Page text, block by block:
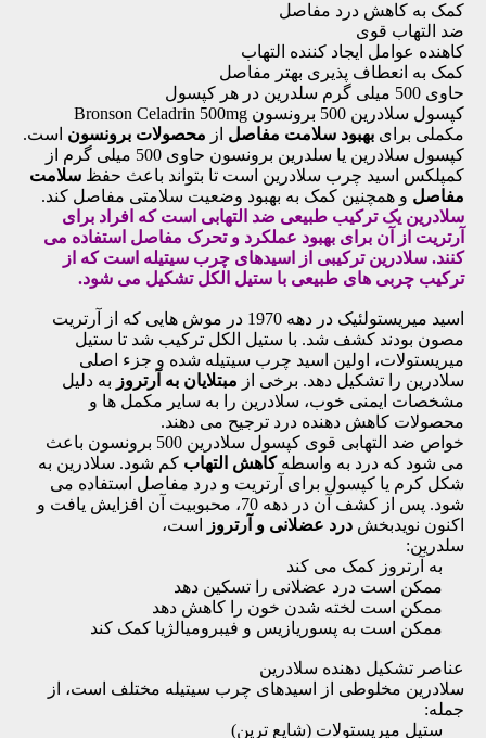
کمک به کاهش درد مفاصل
ضد التهاب قوی
کاهنده عوامل ایجاد کننده التهاب
کمک به انعطاف پذیری بهتر مفاصل
حاوی 500 میلی گرم سلدرین در هر کپسول
کپسول سلادرین 500 برونسون Bronson Celadrin 500mg
مکملی برای بهبود سلامت مفاصل از محصولات برونسون است.
کپسول سلادرین یا سلدرین برونسون حاوی 500 میلی گرم از
کمپلکس اسید چرب سلادرین است تا بتواند باعث حفظ سلامت
مفاصل و همچنین کمک به بهبود وضعیت سلامتی مفاصل کند.
سلادرین یک ترکیب طبیعی ضد التهابی است که افراد برای
آرتریت از آن برای بهبود عملکرد وتحرک مفاصل استفاده می
کنند. سلادرین ترکیبی از اسیدهای چرب سیتیله است که از
ترکیب چربی های طبیعی با ستیل الکل تشکیل می شود.
اسید میریستولئیک در دهه 1970 در موش هایی که از آرتریت
مصون بودند کشف شد. با ستیل الکل ترکیب شد تا ستیل
میریستولات، اولین اسید چرب سیتیله شده و جزء اصلی
سلادرین را تشکیل دهد. برخی از مبتلایان به آرتروز به دلیل
مشخصات ایمنی خوب، سلادرین را به سایر مکمل ها و
محصولات کاهش دهنده درد ترجیح می دهند.
خواص ضد التهابی قوی کپسول سلادرین 500 برونسون باعث
می شود که درد به واسطهکاهش التهاب کم شود. سلادرین به
شکل کرم یا کپسول برای آرتریت و درد مفاصل استفاده می
شود. پس از کشف آن در دهه 70، محبوبیت آن افزایش یافت و
اکنون نویدبخش درد عضلانی و آرتروز
است،
سلدرین:
به آرتروز کمک می کند
ممکن است درد عضلانی را تسکین دهد
ممکن است لخته شدن خون را کاهش دهد
ممکن است به پسوریازیس و فیبرومیالژیا کمک کند
عناصر تشکیل دهنده سلادرین
سلادرین مخلوطی از اسیدهای چرب سیتیله مختلف است، از
جمله:
ستیل میریستولات (شایع ترین)